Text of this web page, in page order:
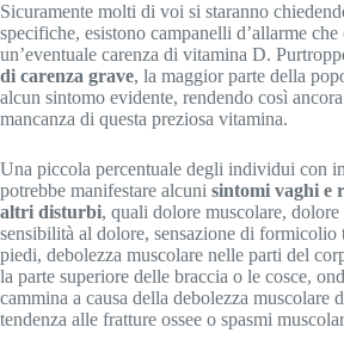
Sicuramente molti di voi si staranno
specifiche, esistono campanelli d’allarme
un’eventuale carenza di vitamina D.
di carenza grave, la maggior parte della
alcun sintomo evidente, rendendo così
mancanza di questa preziosa vitamina.
Una piccola percentuale degli individui con
potrebbe manifestare alcuni sintomi vaghi e
altri disturbi, quali dolore muscolare, dolore
sensibilità al dolore, sensazione di formicolio
piedi, debolezza muscolare nelle parti del
la parte superiore delle braccia o le cosce,
cammina a causa della debolezza muscolare
tendenza alle fratture ossee o spasmi